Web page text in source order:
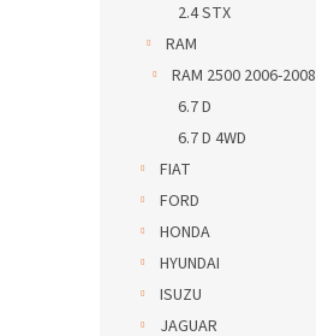
2.4 STX
RAM
RAM 2500 2006-2008
6.7 D
6.7 D 4WD
FIAT
FORD
HONDA
HYUNDAI
ISUZU
JAGUAR